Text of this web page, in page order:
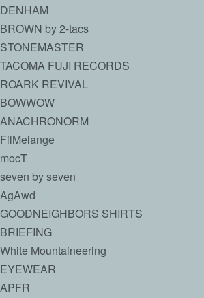
DENHAM
BROWN by 2-tacs
STONEMASTER
TACOMA FUJI RECORDS
ROARK REVIVAL
BOWWOW
ANACHRONORM
FilMelange
mocT
seven by seven
AgAwd
GOODNEIGHBORS SHIRTS
BRIEFING
White Mountaineering
EYEWEAR
APFR